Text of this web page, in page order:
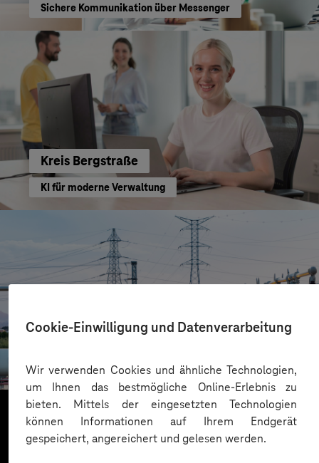
Cookie-Einwilligung und Datenverarbeitung
Wir verwenden Cookies und ähnliche Technologien,
um Ihnen das bestmögliche Online-Erlebnis zu
bieten. Mittels der eingesetzten Technologien
können Informationen auf Ihrem Endgerät
gespeichert, angereichert und gelesen werden.
Sichere Kommunikation über Messenger
Kreis Bergstraße
KI für moderne Verwaltung
HIGHVOLT Prüftechnik Dresden GmbH
CRA-Security für digitale Produkte
Mehr laden